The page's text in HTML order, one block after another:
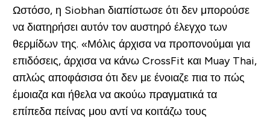
Ωστόσο, η Siobhan διαπίστωσε ότι δεν μπορούσε
να διατηρήσει αυτόν τον αυστηρό έλεγχο των
θερμίδων της. «Μόλις άρχισα να προπονούμαι για
επιδόσεις, άρχισα να κάνω CrossFit και Muay Thai,
απλώς αποφάσισα ότι δεν με ένοιαζε πια το πώς
έμοιαζα και ήθελα να ακούω πραγματικά τα
επίπεδα πείνας μου αντί να κοιτάζω τους